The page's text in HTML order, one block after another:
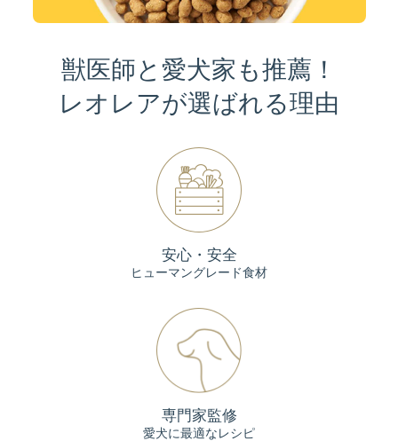
獣医師と愛犬家も推薦！
レオレアが選ばれる理由
安心・安全
ヒューマングレード食材
専門家監修
愛犬に最適なレシピ